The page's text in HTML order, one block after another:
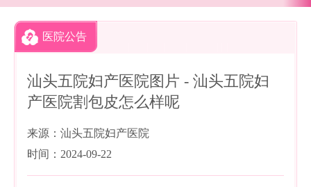
医院公告
汕头五院妇产医院图片 - 汕头五院妇
产医院割包皮怎么样呢
来源：汕头五院妇产医院
时间：2024-09-22